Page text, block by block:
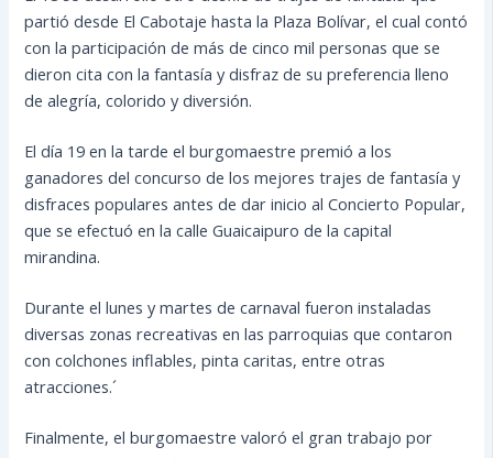
partió desde El Cabotaje hasta la Plaza Bolívar, el cual contó
con la participación de más de cinco mil personas que se
dieron cita con la fantasía y disfraz de su preferencia lleno
de alegría, colorido y diversión.
El día 19 en la tarde el burgomaestre premió a los
ganadores del concurso de los mejores trajes de fantasía y
disfraces populares antes de dar inicio al Concierto Popular,
que se efectuó en la calle Guaicaipuro de la capital
mirandina.
Durante el lunes y martes de carnaval fueron instaladas
diversas zonas recreativas en las parroquias que contaron
con colchones inflables, pinta caritas, entre otras
atracciones.´
Finalmente, el burgomaestre valoró el gran trabajo por